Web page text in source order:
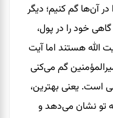
آن‌ها گم کنیم؛ دیگر
خود را در پول،
الله هستند اما آیت‌
گم می‌کنی
است. یعنی بهترین،
به تو نشان می‌دهد و